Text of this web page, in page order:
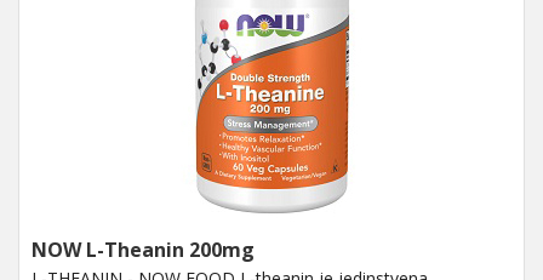
NOW L-Theanin 200mg